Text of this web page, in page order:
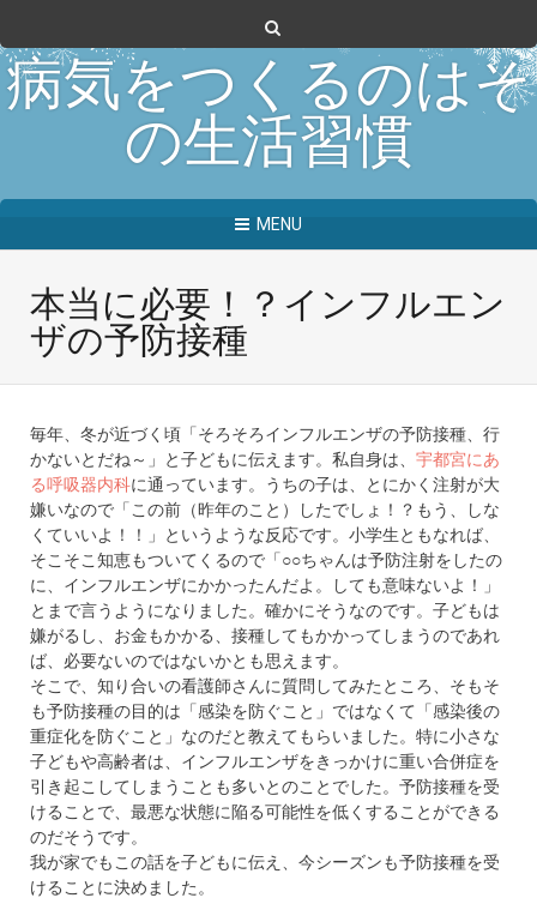
病気をつくるのはそ
の生活習慣
MENU
本当に必要！？インフルエン
ザの予防接種
毎年、冬が近づく頃「そろそろインフルエンザの予防接種、行
かないとだね～」と子どもに伝えます。私自身は、 宇都宮にあ
る呼吸器内科に通っています。うちの子は、とにかく注射が大
嫌いなので「この前（昨年のこと）したでしょ！？もう、しな
くていいよ！！」というような反応です。小学生ともなれば、
そこそこ知恵もついてくるので「○○ちゃんは予防注射をしたの
に、インフルエンザにかかったんだよ。しても意味ないよ！」
とまで言うようになりました。確かにそうなのです。子どもは
嫌がるし、お金もかかる、接種してもかかってしまうのであれ
ば、必要ないのではないかとも思えます。
そこで、知り合いの看護師さんに質問してみたところ、そもそ
も予防接種の目的は「感染を防ぐこと」ではなくて「感染後の
重症化を防ぐこと」なのだと教えてもらいました。特に小さな
子どもや高齢者は、インフルエンザをきっかけに重い合併症を
引き起こしてしまうことも多いとのことでした。予防接種を受
けることで、最悪な状態に陥る可能性を低くすることができる
のだそうです。
我が家でもこの話を子どもに伝え、今シーズンも予防接種を受
けることに決めました。